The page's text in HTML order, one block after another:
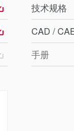
技术规格
CAD /
手册